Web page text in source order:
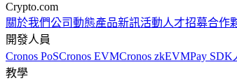
Crypto.com
關於我們公司動態產品新訊活動人才招募合作
開發人員
Cronos PoSCronos EVMCronos zkEVMPay SDK
教學